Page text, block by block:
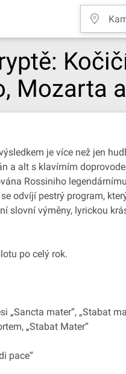
Mozarta
je více než jen
a alt s klavírním
Rossiniho
odvíjí pestrý program,
slovní výměny, lyrickou
po celý rok.
„Sancta mater“, „Stabat
„Stabat Mater“
pace“